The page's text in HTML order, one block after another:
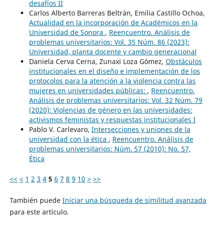
desafíos II
Carlos Alberto Barreras Beltrán, Emilia Castillo Ochoa,
Actualidad en la incorporación de Académicos en la
Universidad de Sonora , Reencuentro. Análisis de
problemas universitarios: Vol. 35 Núm. 86 (2023):
Universidad, planta docente y cambio generacional
Daniela Cerva Cerna, Zunaxi Loza Gómez, Obstáculos
institucionales en el diseño e implementación de los
protocolos para la atención a la violencia contra las
mujeres en universidades públicas: , Reencuentro.
Análisis de problemas universitarios: Vol. 32 Núm. 79
(2020): Violencias de género en las universidades:
activismos feministas y respuestas institucionales I
Pablo V. Carlevaro, Intersecciones y uniones de la
universidad con la ética , Reencuentro. Análisis de
problemas universitarios: Núm. 57 (2010): No. 57,
Ética
<< < 1 2 3 4 5 6 7 8 9 10 > >>
También puede Iniciar una búsqueda de similitud avanzada
para este artículo.